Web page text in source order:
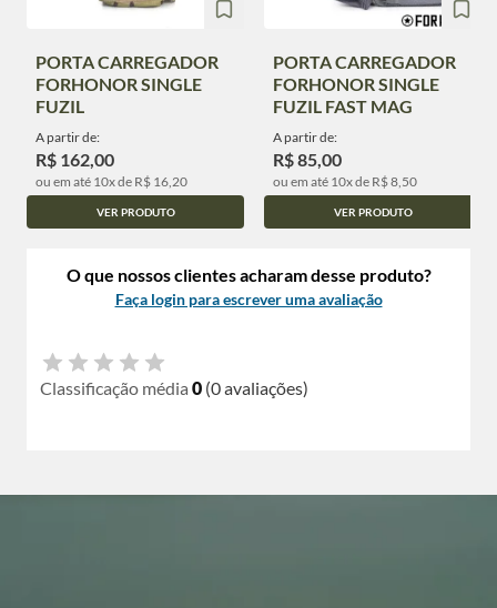
PORTA CARREGADOR
FORHONOR SINGLE
FUZIL
A partir de:
R$ 162,00
ou em até 10x de R$ 16,20
VER PRODUTO
PORTA CARREGADOR
FORHONOR SINGLE
FUZIL FAST MAG
A partir de:
R$ 85,00
ou em até 10x de R$ 8,50
VER PRODUTO
O que nossos clientes acharam desse produto?
Faça login para escrever uma avaliação
Classificação média 0 (0 avaliações)